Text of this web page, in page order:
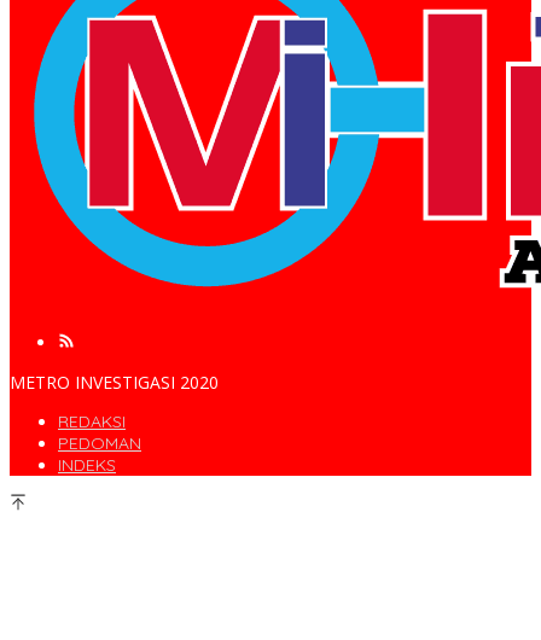
METRO INVESTIGASI 2020
REDAKSI
PEDOMAN
INDEKS